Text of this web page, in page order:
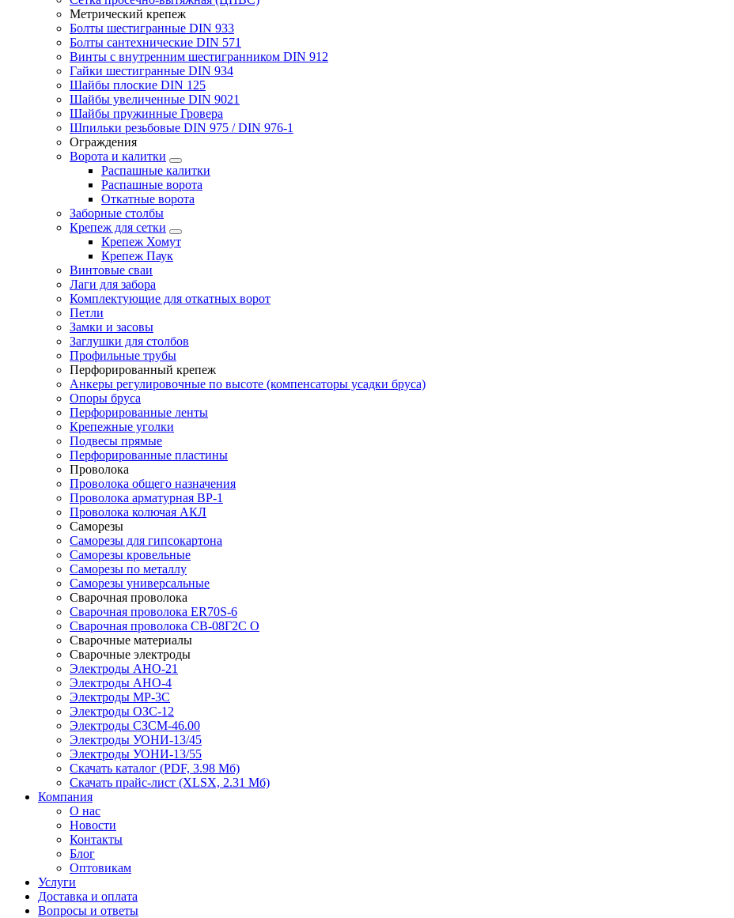
Метрический крепеж
Болты шестигранные DIN 933
Болты сантехнические DIN 571
Винты с внутренним шестигранником DIN 912
Гайки шестигранные DIN 934
Шайбы плоские DIN 125
Шайбы увеличенные DIN 9021
Шайбы пружинные Гровера
Шпильки резьбовые DIN 975 / DIN 976-1
Ограждения
Ворота и калитки
Распашные калитки
Распашные ворота
Откатные ворота
Заборные столбы
Крепеж для сетки
Крепеж Хомут
Крепеж Паук
Винтовые сваи
Лаги для забора
Комплектующие для откатных ворот
Петли
Замки и засовы
Заглушки для столбов
Профильные трубы
Перфорированный крепеж
Анкеры регулировочные по высоте (компенсаторы усадки бруса)
Опоры бруса
Перфорированные ленты
Крепежные уголки
Подвесы прямые
Перфорированные пластины
Проволока
Проволока общего назначения
Проволока арматурная ВР-1
Проволока колючая АКЛ
Саморезы
Саморезы для гипсокартона
Саморезы кровельные
Саморезы по металлу
Саморезы универсальные
Сварочная проволока
Сварочная проволока ER70S-6
Сварочная проволока СВ-08Г2С О
Сварочные материалы
Сварочные электроды
Электроды АНО-21
Электроды АНО-4
Электроды МР-3С
Электроды ОЗС-12
Электроды СЗСМ-46.00
Электроды УОНИ-13/45
Электроды УОНИ-13/55
Скачать каталог (PDF, 3.98 Мб)
Скачать прайс-лист (XLSX, 2.31 Мб)
Компания
О нас
Новости
Контакты
Блог
Оптовикам
Услуги
Доставка и оплата
Вопросы и ответы